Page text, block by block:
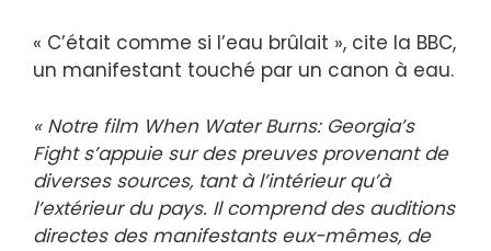
« C’était comme si l’eau brûlait », cite la BBC,
un manifestant touché par un canon à eau.
« Notre film When Water Burns: Georgia’s
Fight s’appuie sur des preuves provenant de
diverses sources, tant à l’intérieur qu’à
l’extérieur du pays. Il comprend des auditions
directes des manifestants eux-mêmes, de